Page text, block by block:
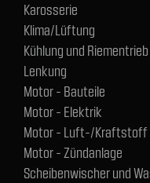
Karosserie
Klima/Lüftung
Kühlung und Riementrieb
Lenkung
Motor - Bauteile
Motor - Elektrik
Motor - Luft-/Kraftstoff
Motor - Zündanlage
Scheibenwischer und